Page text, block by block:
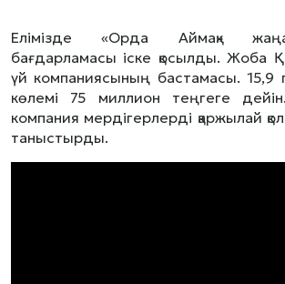
Елімізде «Орда Аймақ»
бағдарламасы іске қосылды. Жоба
үй компаниясының бастамасы. 15,9
көлемі 75 миллион теңгеге
компания мердігерлерді қаржылай
таныстырды.